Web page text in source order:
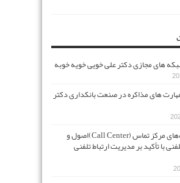
های مجازی دکتر علی خویی خویه خوبه
های مذاکره در صنعت بانکداری دکتر
اصول و تکنیک‌های مرکز تماس (Call Center)اصول و
با تأکید بر مدیریت ارتباط تلفنی